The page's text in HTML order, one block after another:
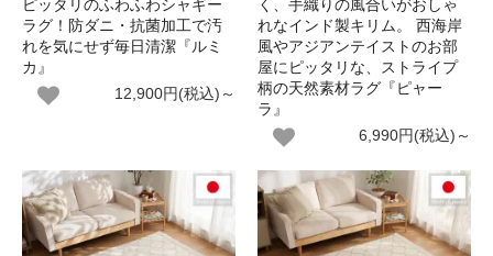
ピッタリのふわふわシャギー
ラグ！防ダニ・抗菌加工で汚
れを気にせず毎日清潔『ルミ
カ』
12,900円(税込)～
く、手織りの風合いがおしゃ
れなインド製キリム。 西海岸
風やアジアンテイストのお部
屋にピッタリな、ストライプ
柄の天然素材ラグ『ピャー
ラ』
6,990円(税込)～